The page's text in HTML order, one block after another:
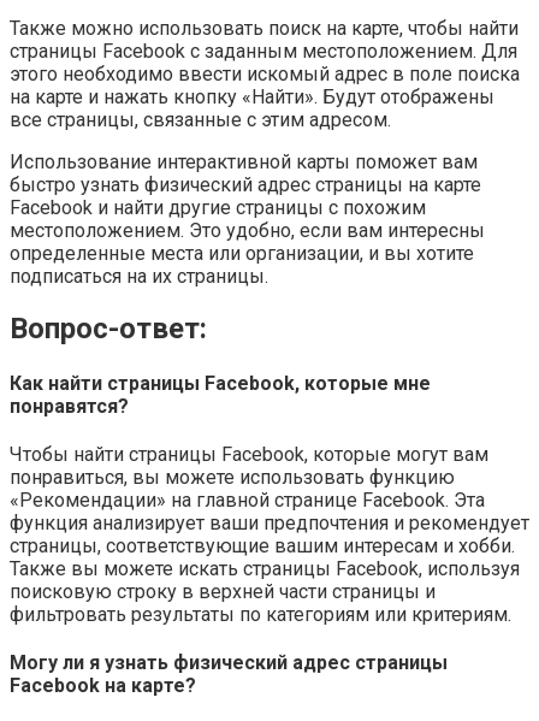
Также можно использовать поиск на карте, чтобы найти
страницы Facebook с заданным местоположением. Для
этого необходимо ввести искомый адрес в поле поиска
на карте и нажать кнопку «Найти». Будут отображены
все страницы, связанные с этим адресом.
Использование интерактивной карты поможет вам
быстро узнать физический адрес страницы на карте
Facebook и найти другие страницы с похожим
местоположением. Это удобно, если вам интересны
определенные места или организации, и вы хотите
подписаться на их страницы.
Вопрос-ответ:
Как найти страницы Facebook, которые мне
понравятся?
Чтобы найти страницы Facebook, которые могут вам
понравиться, вы можете использовать функцию
«Рекомендации» на главной странице Facebook. Эта
функция анализирует ваши предпочтения и рекомендует
страницы, соответствующие вашим интересам и хобби.
Также вы можете искать страницы Facebook, используя
поисковую строку в верхней части страницы и
фильтровать результаты по категориям или критериям.
Могу ли я узнать физический адрес страницы
Facebook на карте?